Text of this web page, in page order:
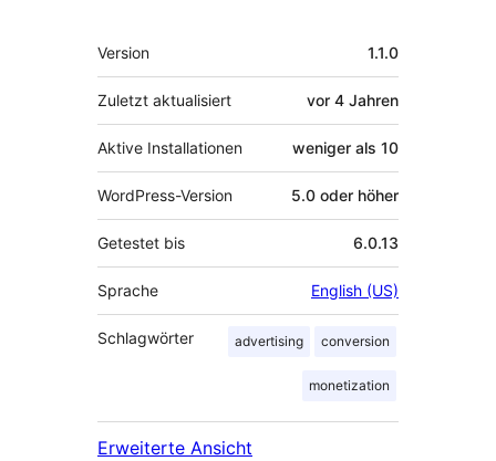
Meta
Version 1.1.0
Zuletzt aktualisiert vor 4 Jahren
Aktive Installationen weniger als 10
WordPress-Version 5.0 oder höher
Getestet bis 6.0.13
Sprache English (US)
Schlagwörter advertising conversion
monetization
Erweiterte Ansicht